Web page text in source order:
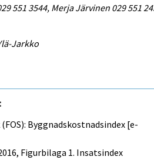
551 3544, Merja Järvinen 029 551
Jarkko
:
Byggnadskostnadsindex [e-
Figurbilaga 1. Insatsindex